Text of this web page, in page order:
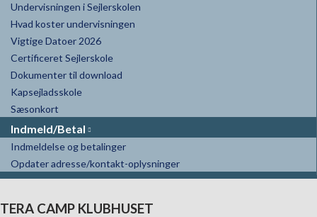
Undervisningen i Sejlerskolen
Hvad koster undervisningen
Vigtige Datoer 2026
Certificeret Sejlerskole
Dokumenter til download
Kapsejladsskole
Sæsonkort
Indmeld/Betal
Indmeldelse og betalinger
Opdater adresse/kontakt-oplysninger
TERA CAMP KLUBHUSET